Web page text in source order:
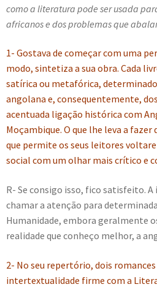
como a literatura pode ser usada
africanos e dos problemas que
1- Gostava de começar com uma
modo, sintetiza a sua obra. Cada
satírica ou metafórica,
angolana e, consequentemente,
acentuada ligação histórica com
Moçambique. O que lhe leva a fazer
que permite os seus leitores
social com um olhar mais crítico e
R- Se consigo isso, fico satisfeito.
chamar a atenção para
Humanidade, embora geralmente
realidade que conheço melhor, a
2- No seu repertório, dois
intertextualidade firme com a